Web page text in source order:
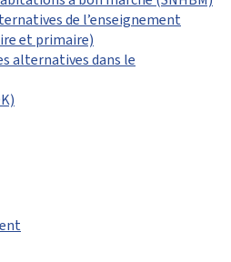
de l’enseignement
et primaire)
alternatives dans le